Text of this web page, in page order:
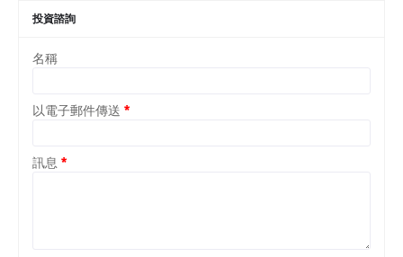
投資諮詢
名稱
以電子郵件傳送 *
訊息 *